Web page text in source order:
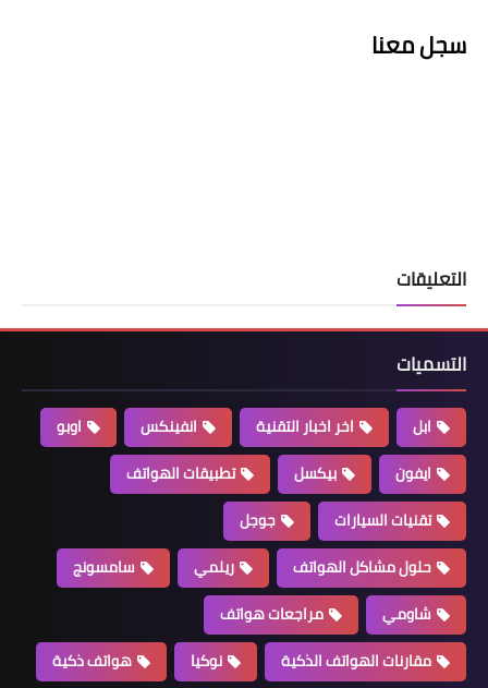
سجل معنا
التعليقات
التسميات
ابل اخر اخبار التقنية انفينكس
اوبو
ايفون
بيكسل
تطبيقات الهواتف
تقنيات السيارات
جوجل
حلول مشاكل الهواتف
ريلمي
سامسونج
شاومي
مراجعات هواتف
مقارنات الهواتف الذكية
نوكيا هواتف ذكية